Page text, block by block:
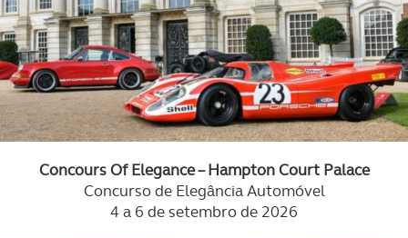
Concours Of Elegance – Hampton Court Palace
Concurso de Elegância Automóvel
4 a 6 de setembro de 2026